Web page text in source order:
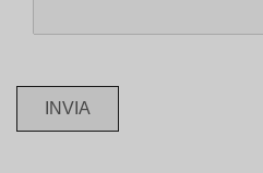
INVIA